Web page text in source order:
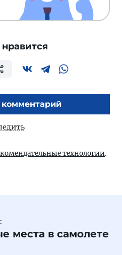
технологии.
места в самолете